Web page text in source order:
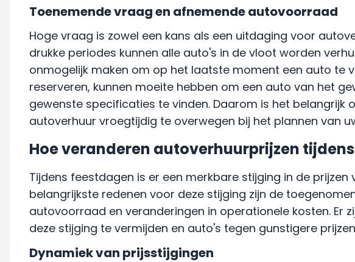
Toenemende vraag en afnemende autovoorraad
Hoge vraag is zowel een kans als een uitdaging voor
drukke periodes kunnen alle auto's in de vloot worden
onmogelijk maken om op het laatste moment een auto te
reserveren, kunnen moeite hebben om een auto van het
gewenste specificaties te vinden. Daarom is het belangrijk
autoverhuur vroegtijdig te overwegen bij het plannen van
Hoe veranderen autoverhuurprijzen
Tijdens feestdagen is er een merkbare stijging in de prijzen
belangrijkste redenen voor deze stijging zijn de
autovoorraad en veranderingen in operationele kosten. Er
deze stijging te vermijden en auto's tegen gunstigere
Dynamiek van prijsstijgingen